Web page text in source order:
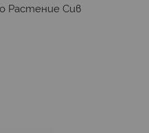
Растениe Сив